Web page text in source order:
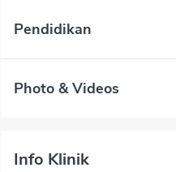
Pendidikan
Photo & Videos
Info Klinik